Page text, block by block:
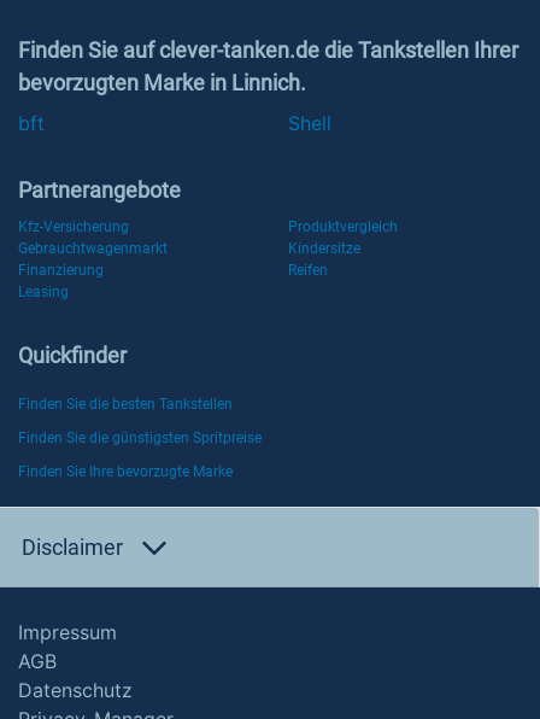
Finden Sie auf clever-tanken.de die Tankstellen Ihrer
bevorzugten Marke in Linnich.
bft Shell
Partnerangebote
Kfz-Versicherung
Produktvergleich
Gebrauchtwagenmarkt
Kindersitze
Finanzierung
Reifen
Leasing
Quickfinder
Finden Sie die besten Tankstellen
Finden Sie die günstigsten Spritpreise
Finden Sie Ihre bevorzugte Marke
Disclaimer
Impressum
AGB
Datenschutz